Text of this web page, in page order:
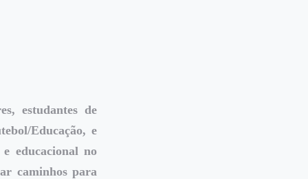
estudantes de
Educação, e
educacional no
caminhos para